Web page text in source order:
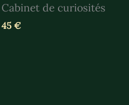
Cabinet de curiosités
45 €